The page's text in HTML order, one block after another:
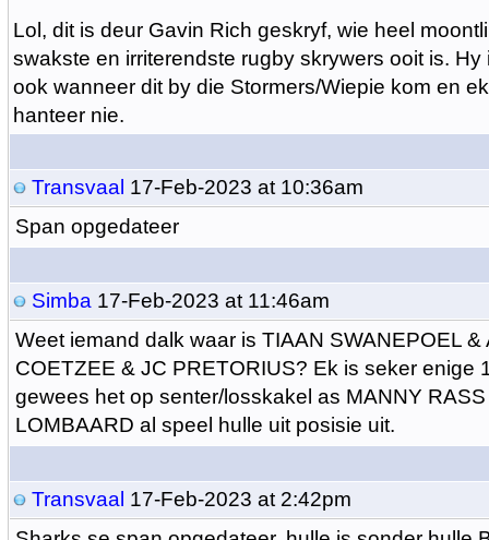
Lol, dit is deur Gavin Rich geskryf, wie heel
swakste en irriterendste rugby skrywers ooit is.
ook wanneer dit by die Stormers/Wiepie kom en
hanteer nie.
Transvaal 17-Feb-2023 at 10:36am
Span opgedateer
Simba 17-Feb-2023 at 11:46am
Weet iemand dalk waar is TIAAN SWANEPOEL &
COETZEE & JC PRETORIUS? Ek is seker enige
gewees het op senter/losskakel as MANNY
LOMBAARD al speel hulle uit posisie uit.
Transvaal 17-Feb-2023 at 2:42pm